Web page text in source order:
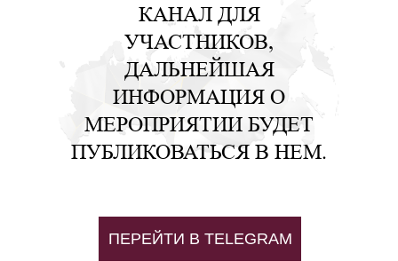
КАНАЛ ДЛЯ
УЧАСТНИКОВ,
ДАЛЬНЕЙШАЯ
ИНФОРМАЦИЯ О
МЕРОПРИЯТИИ БУДЕТ
ПУБЛИКОВАТЬСЯ В НЕМ.
ПЕРЕЙТИ В TELEGRAM